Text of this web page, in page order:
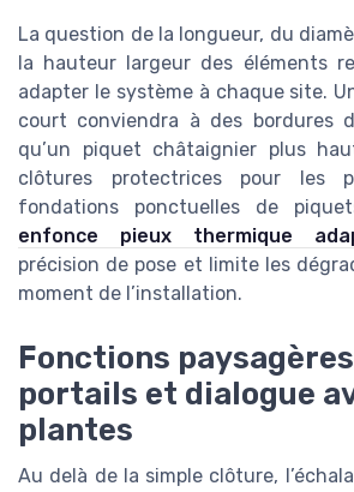
La question de la longueur, du
la hauteur largeur des éléments
adapter le système à chaque site.
court conviendra à des bordures
qu’un piquet châtaignier plus
clôtures protectrices pour les
fondations ponctuelles de
enfonce pieux thermique
précision de pose et limite les
moment de l’installation.
Fonctions
portails et dialogue
plantes
Au delà de la simple clôture,